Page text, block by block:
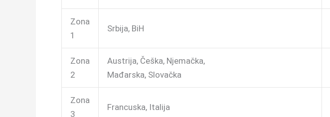
Zona
1
Srbija, BiH
Zona
2
Austrija, Češka, Njemačka,
Mađarska, Slovačka
Zona
3
Francuska, Italija